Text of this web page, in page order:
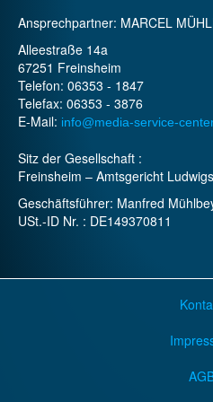
Ansprechpartner: MARCEL
Alleestraße 14a
67251 Freinsheim
Telefon: 06353 - 1847
Telefax: 06353 - 3876
E-Mail: info@media-service-
Sitz der Gesellschaft :
Freinsheim – Amtsgericht
Geschäftsführer: Manfred
USt.-ID Nr. : DE149370811